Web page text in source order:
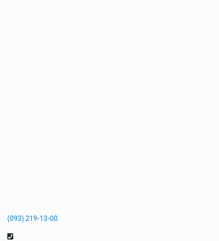
(093) 219-13-00